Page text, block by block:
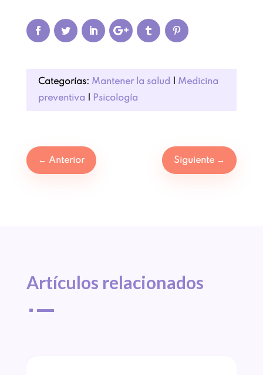
Categorías: Mantener la salud
Medicina
preventiva
Psicología
← Anterior Siguiente →
Artículos relacionados
^